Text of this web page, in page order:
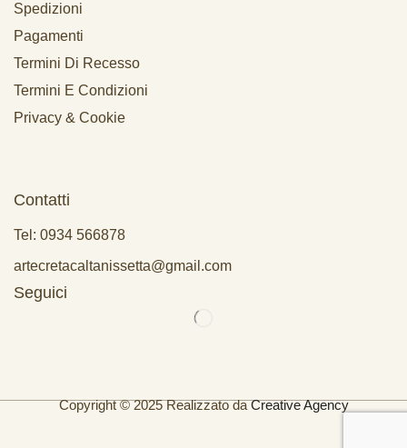
Spedizioni
Pagamenti
Termini Di Recesso
Termini E Condizioni
Privacy & Cookie
Contatti
Tel: 0934 566878
artecretacaltanissetta@gmail.com
Seguici
Copyright © 2025 Realizzato daCreative Agency